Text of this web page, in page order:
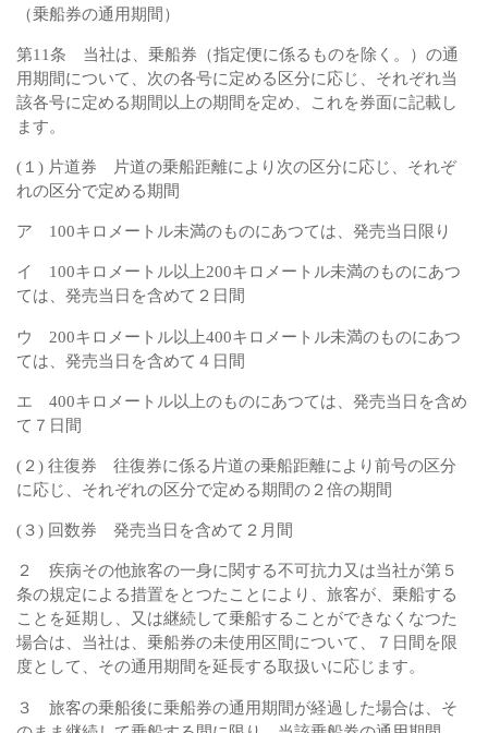
（乗船券の通用期間）
第11条 当社は、乗船券（指定便に係るものを除く。）の通
用期間について、次の各号に定める区分に応じ、それぞれ当
該各号に定める期間以上の期間を定め、これを券面に記載し
ます。
(１) 片道券 片道の乗船距離により次の区分に応じ、それぞ
れの区分で定める期間
ア 100キロメートル未満のものにあつては、発売当日限り
イ 100キロメートル以上200キロメートル未満のものにあつ
ては、発売当日を含めて２日間
ウ 200キロメートル以上400キロメートル未満のものにあつ
ては、発売当日を含めて４日間
エ 400キロメートル以上のものにあつては、発売当日を含め
て７日間
(２) 往復券 往復券に係る片道の乗船距離により前号の区分
に応じ、それぞれの区分で定める期間の２倍の期間
(３) 回数券 発売当日を含めて２月間
２ 疾病その他旅客の一身に関する不可抗力又は当社が第５
条の規定による措置をとつたことにより、旅客が、乗船する
ことを延期し、又は継続して乗船することができなくなつた
場合は、当社は、乗船券の未使用区間について、７日間を限
度として、その通用期間を延長する取扱いに応じます。
３ 旅客の乗船後に乗船券の通用期間が経過した場合は、そ